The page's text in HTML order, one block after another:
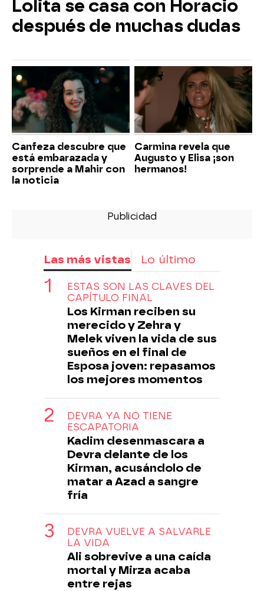
Lolita se casa con Horacio
después de muchas dudas
Canfeza descubre que
está embarazada y
sorprende a Mahir con
la noticia
Carmina revela que
Augusto y Elisa ¡son
hermanos!
Las más vistas Lo último
ESTAS SON LAS CLAVES DEL
CAPÍTULO FINAL
Los Kirman reciben su
merecido y Zehra y
Melek viven la vida de sus
sueños en el final de
Esposa joven: repasamos
los mejores momentos
DEVRA YA NO TIENE
ESCAPATORIA
Kadim desenmascara a
Devra delante de los
Kirman, acusándolo de
matar a Azad a sangre
fría
DEVRA VUELVE A SALVARLE
LA VIDA
Ali sobrevive a una caída
mortal y Mirza acaba
entre rejas